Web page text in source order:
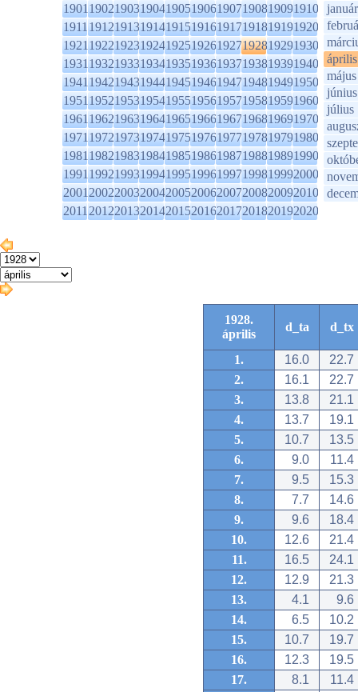
1901190219031904190519061907190819091910
1911191219131914191519161917191819191920
1921192219231924192519261927192819291930
1931193219331934193519361937193819391940
1941194219431944194519461947194819491950
1951195219531954195519561957195819591960
1961196219631964196519661967196819691970
1971197219731974197519761977197819791980
1981198219831984198519861987198819891990
1991199219931994199519961997199819992000
2001200220032004200520062007200820092010
2011201220132014201520162017201820192020
január
április
május
június
július
1928.
április
d_ta d_tx
1. 16.0
22.7
2.
16.1
22.7
3.
13.8
21.1
4.
13.7
19.1
5.
10.7
13.5
6.
9.0
11.4
7.
9.5
15.3
8.
7.7
14.6
9.
9.6
18.4
10.
12.6
21.4
11.
16.5
24.1
12.
12.9
21.3
13.
4.1
9.6
14.
6.5
10.2
15.
10.7
19.7
16.
12.3
19.5
17.
8.1
11.4